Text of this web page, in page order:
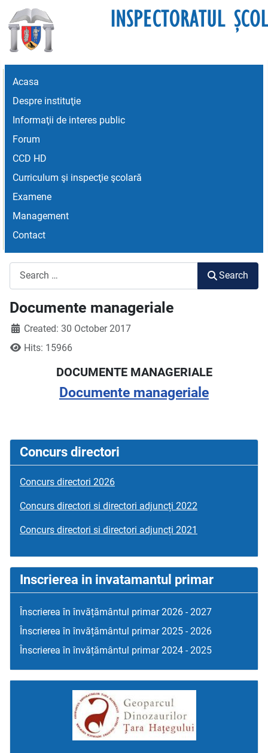
Acasa
Despre instituţie
Informaţii de interes public
Forum
CCD HD
Curriculum şi inspecţie şcolară
Examene
Management
Contact
Search
Documente manageriale
Created: 30 October 2017
Hits: 15966
DOCUMENTE MANAGERIALE
Documente manageriale
Concurs directori
Concurs directori 2026
Concurs directori si directori adjuncți 2022
Concurs directori si directori adjuncți 2021
Inscrierea in invatamantul primar
Înscrierea în învățământul primar 2026 - 2027
Înscrierea în învățământul primar 2025 - 2026
Înscrierea în învățământul primar 2024 - 2025